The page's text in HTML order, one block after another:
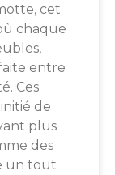
cet
chaque
entre
Ces
de
plus
des
un tout